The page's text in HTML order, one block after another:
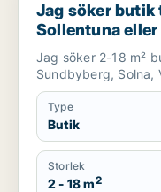
Jag söker butik
Sollentuna
Jag söker 2-18 m²
Sundbyberg, Solna,
Type
Butik
Storlek
2 - 18 m2